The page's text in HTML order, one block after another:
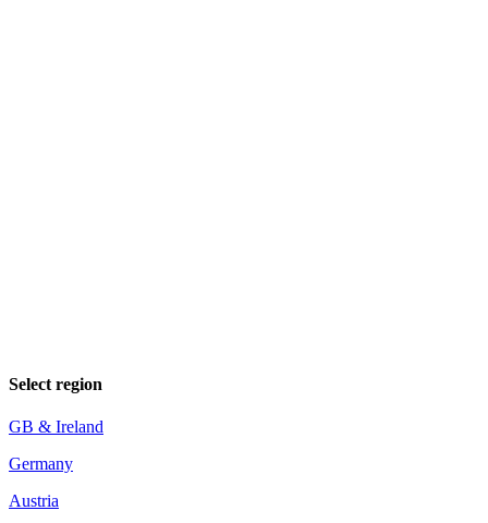
Select region
GB & Ireland
Germany
Austria